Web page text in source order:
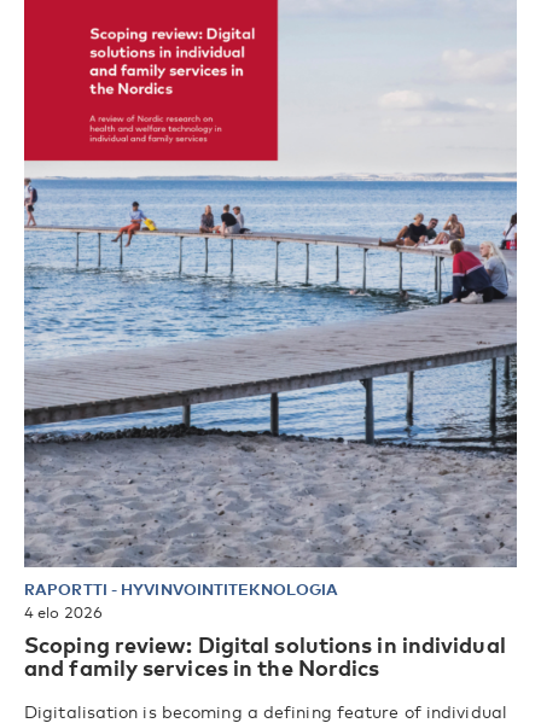
RAPORTTI - HYVINVOINTITEKNOLOGIA
4 elo 2026
Scoping review: Digital solutions in individual
and family services in the Nordics
Digitalisation is becoming a defining feature of individual